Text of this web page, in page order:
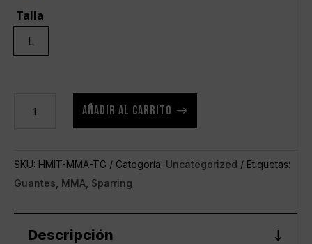
Talla
L
MMA
Amarillos
AÑADIR AL CARRITO
SKU: HMIT-MMA-TG Categoría: Uncategorized
Etiquetas:
Guantes MMA Sparring
Descripción